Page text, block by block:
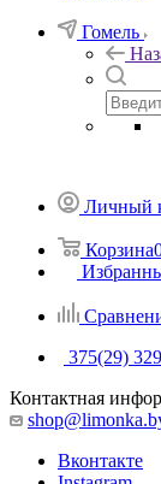
Гомель
Личный
Корзина
375(29)
Контактная
Вконтакте